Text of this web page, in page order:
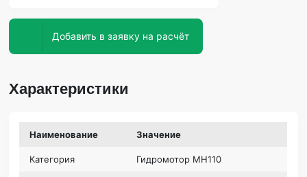
Добавить в заявку на расчёт
Характеристики
Наименование Значение
Категория Гидромотор МН110